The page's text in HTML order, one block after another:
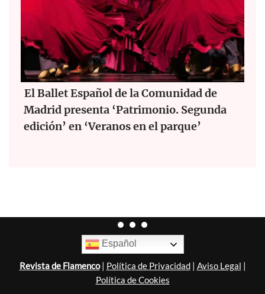
El Ballet Español de la Comunidad de
Madrid presenta ‘Patrimonio. Segunda
edición’ en ‘Veranos en el parque’
Español
Revista de Flamenco| Política de Privacidad| Aviso Legal |
Política de Cookies